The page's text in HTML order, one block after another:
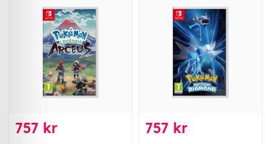
757 kr 757 kr